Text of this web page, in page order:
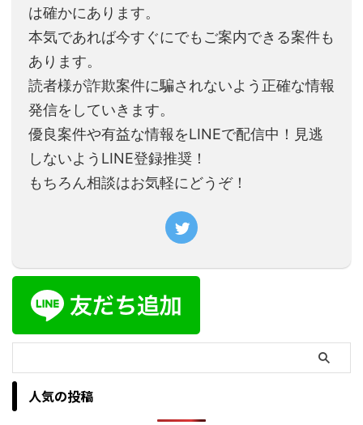
は確かにあります。
本気であれば今すぐにでもご案内できる案件も
あります。
読者様が詐欺案件に騙されないよう正確な情報
発信をしていきます。
優良案件や有益な情報をLINEで配信中！見逃
しないようLINE登録推奨！
もちろん相談はお気軽にどうぞ！
人気の投稿